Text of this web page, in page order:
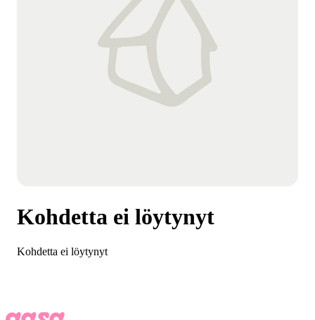
Kohdetta ei löytynyt
Kohdetta ei löytynyt